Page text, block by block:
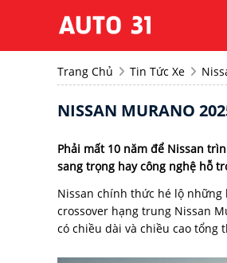
Trang Chủ Tin Tức Xe
NISSAN MURANO
Phải mất 10 năm để Nissan
sang trọng hay công nghệ hỗ
Nissan chính thức hé lộ
crossover hạng trung Nissan
có chiều dài và chiều cao tổng